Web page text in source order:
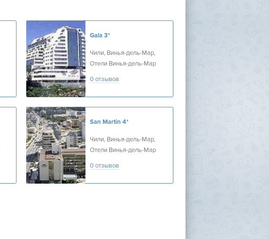
Gala3*
Чили, Винья-дель-Мар,
Отели Винья-дель-Мар
0 отзывов
San Martin 4*
Чили, Винья-дель-Мар,
Отели Винья-дель-Мар
0 отзывов